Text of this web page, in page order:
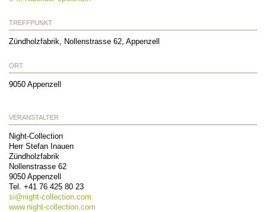
TREFFPUNKT
Zündholzfabrik, Nollenstrasse 62, Appenzell
ORT
9050 Appenzell
VERANSTALTER
Night-Collection
Herr Stefan Inauen
Zündholzfabrik
Nollenstrasse 62
9050 Appenzell
Tel. +41 76 425 80 23
si@night-collection.com
www.night-collection.com